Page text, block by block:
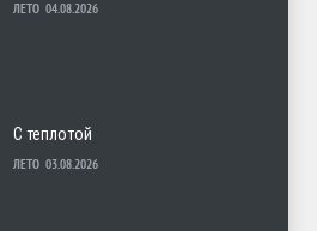
ЛЕТО 04.08.2026
С теплотой
ЛЕТО 03.08.2026